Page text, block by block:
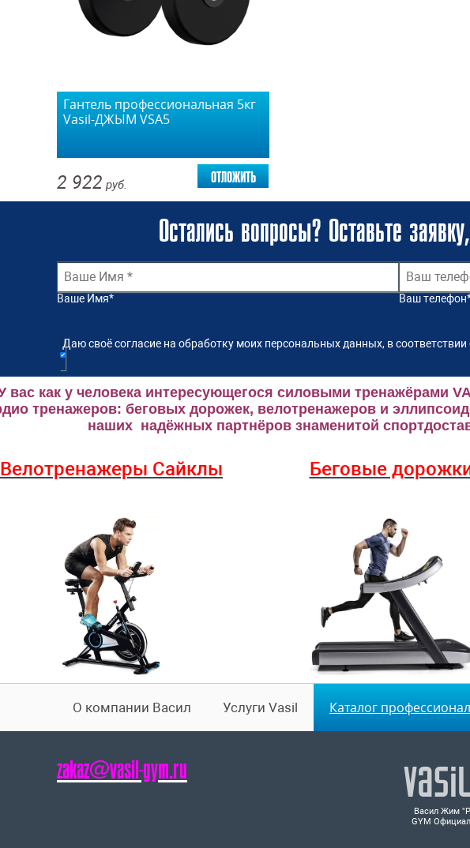
Гантель профессиональная 5кг
Vasil-ДЖЫМ VSA5
2 922 руб. отложить
Остались вопросы? Оставьте
Ваше Имя* Ваш телефон
Даю своё согласие на обработку моих персональных данных, в соответствии
вас как у человека интересующегося силовыми тренажёрами
тренажеров: беговых дорожек, велотренажеров и
наших надёжных партнёров знаменитой
Велотренажеры Сайклы Беговые
О компании Васил Услуги Vasil Каталог
zakaz@vasil-gym.ru
Васил Жим
GYM